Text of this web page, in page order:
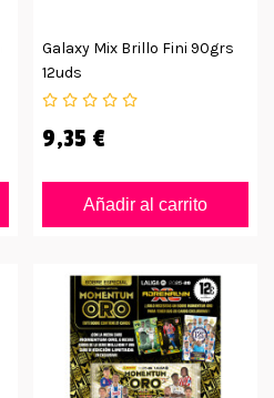
Galaxy Mix Brillo Fini 90grs
12uds
9,35 €
Añadir al carrito